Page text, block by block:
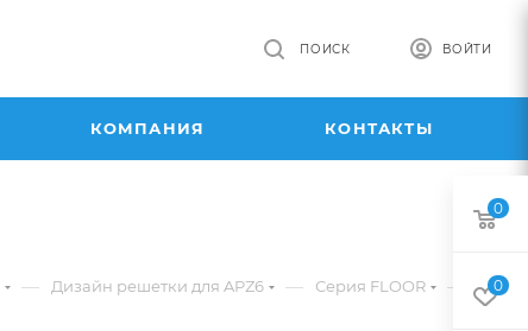
ВОЙТИ
ПОИСК
КОМПАНИЯ КОНТАКТЫ
— Дизайн решетки для APZ6 — Серия FLOOR —
0
0